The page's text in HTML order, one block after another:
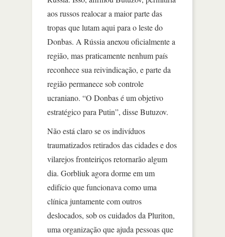
aos russos realocar a maior parte das
tropas que lutam aqui para o leste do
Donbas. A Rússia anexou oficialmente a
região, mas praticamente nenhum país
reconhece sua reivindicação, e parte da
região permanece sob controle
ucraniano. “O Donbas é um objetivo
estratégico para Putin”, disse Butuzov.
Não está claro se os indivíduos
traumatizados retirados das cidades e dos
vilarejos fronteiriços retornarão algum
dia. Gorbliuk agora dorme em um
edifício que funcionava como uma
clínica juntamente com outros
deslocados, sob os cuidados da Pluriton,
uma organização que ajuda pessoas que